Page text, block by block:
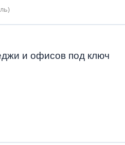
и офисов под ключ